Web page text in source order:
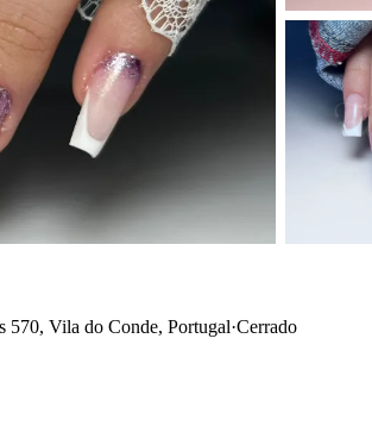
570, Vila do Conde, Portugal·Cerrado